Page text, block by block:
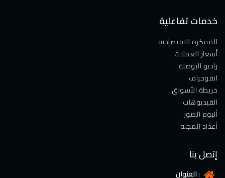
خدمات تفاعلية
المفكرة الاقتصاديه
أسعار العملات
راديو البوصلة
انفوجراف
خريطة الأسواق
الفيديوهات
ألبوم الصور
أعداد المجله
إتصل بنا
العنوان :